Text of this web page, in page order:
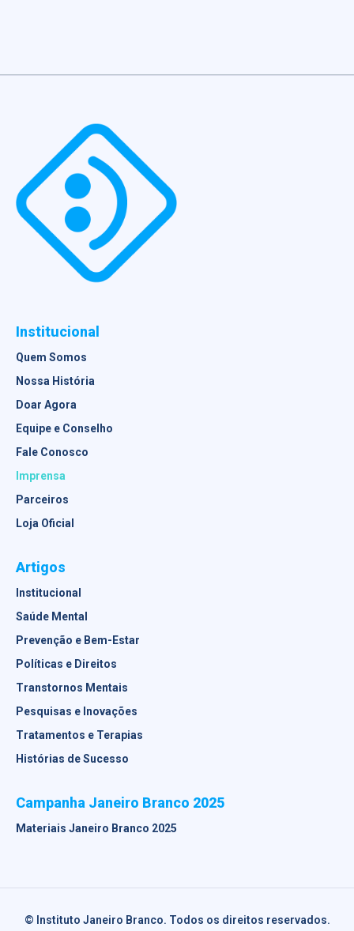
Institucional
Quem Somos
Nossa História
Doar Agora
Equipe e Conselho
Fale Conosco
Imprensa
Parceiros
Loja Oficial
Artigos
Institucional
Saúde Mental
Prevenção e Bem-Estar
Políticas e Direitos
Transtornos Mentais
Pesquisas e Inovações
Tratamentos e Terapias
Histórias de Sucesso
Campanha Janeiro Branco 2025
Materiais Janeiro Branco 2025
© Instituto Janeiro Branco. Todos os direitos reservados.